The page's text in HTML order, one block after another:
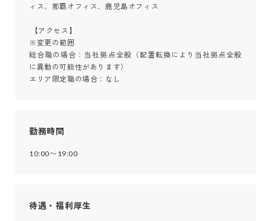
ィス、那覇オフィス、鹿児島オフィス
※変更の範囲
総合職の場合：当社拠点全般（配置転換により当社拠点全般
に異動の可能性があります）
エリア限定職の場合：なし
勤務時間
10:00〜19:00
待遇・福利厚生